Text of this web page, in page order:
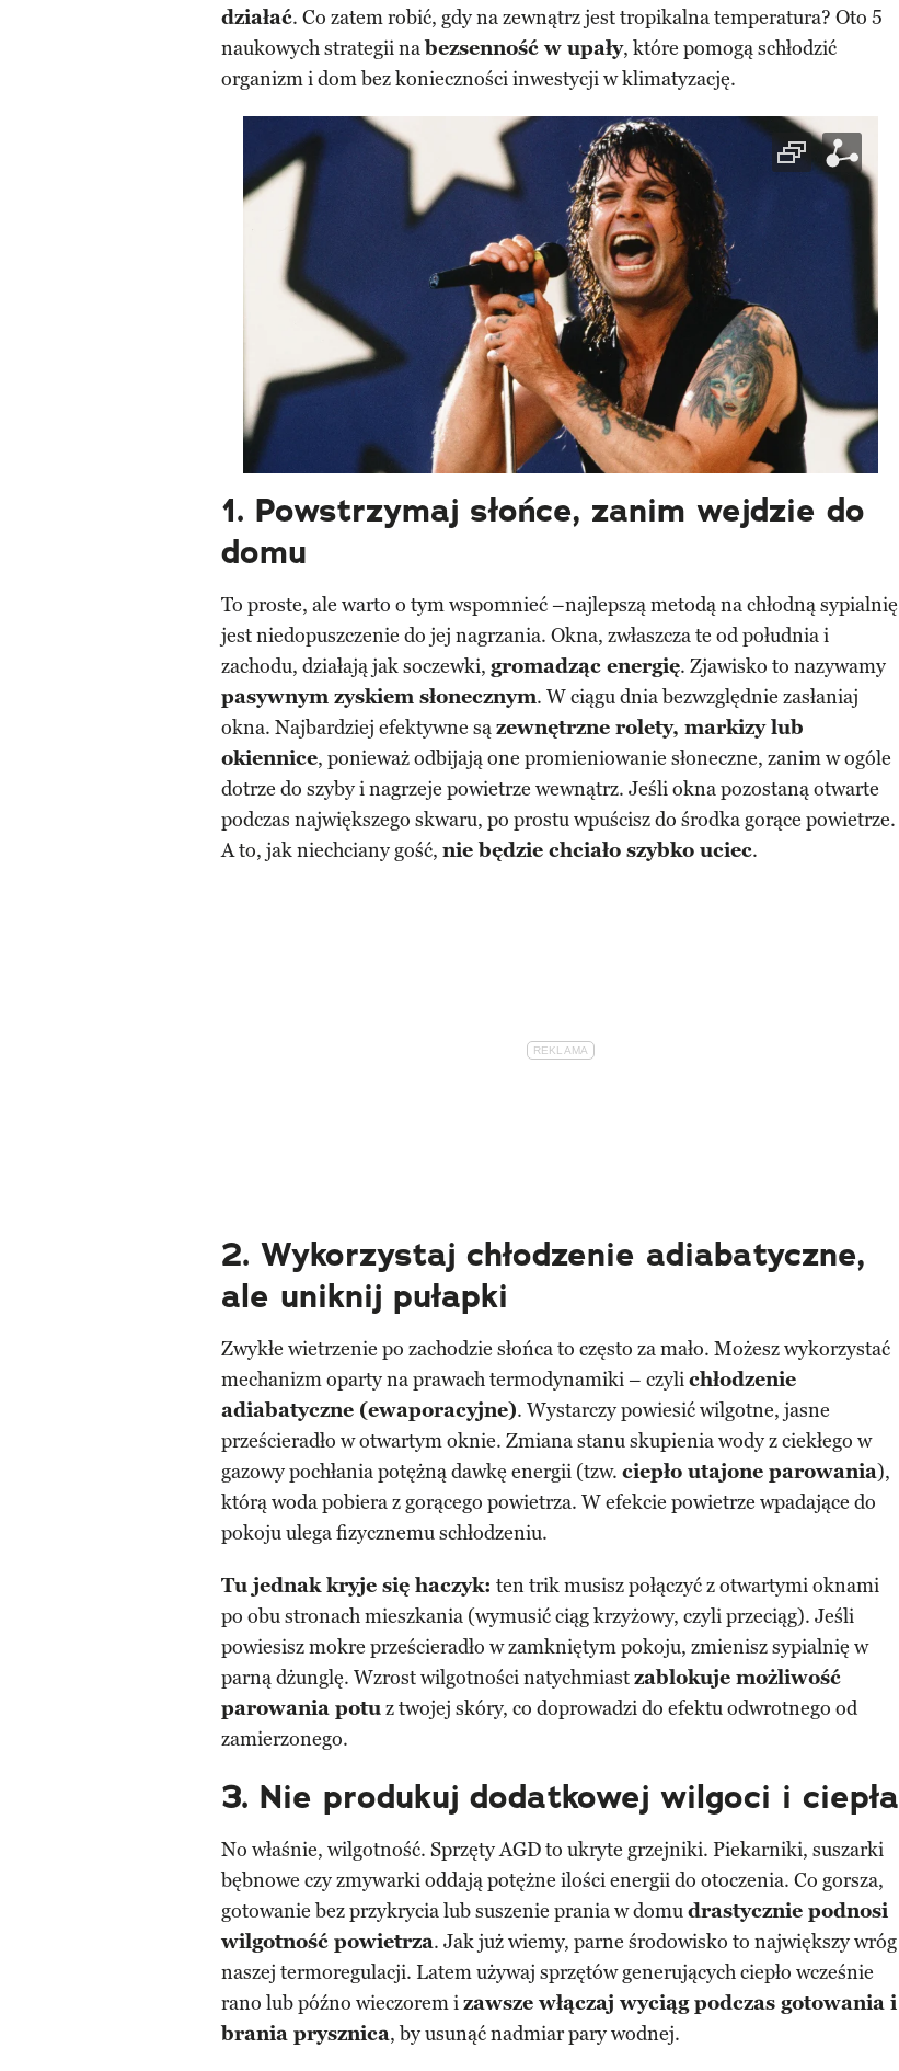
działać. Co zatem robić, gdy na zewnątrz jest tropikalna temperatura? Oto 5
naukowych strategii nabezsenność w upały, które pomogą schłodzić
organizm i dom bez konieczności inwestycji w klimatyzację.
1. Powstrzymaj słońce, zanim wejdzie do
domu
To proste, ale warto o tym wspomnieć –najlepszą metodą na chłodną sypialnię
jest niedopuszczenie do jej nagrzania. Okna, zwłaszcza te od południa i
zachodu, działają jak soczewki, gromadząc energię. Zjawisko to nazywamy
pasywnym zyskiem słonecznym. W ciągu dnia bezwzględnie zasłaniaj
okna. Najbardziej efektywne sązewnętrzne rolety, markizy lub
okiennice, ponieważ odbijają one promieniowanie słoneczne, zanim w ogóle
dotrze do szyby i nagrzeje powietrze wewnątrz. Jeśli okna pozostaną otwarte
podczas największego skwaru, po prostu wpuścisz do środka gorące powietrze.
A to, jak niechciany gość, nie będzie chciało szybko uciec.
2. Wykorzystaj chłodzenie adiabatyczne,
ale uniknij pułapki
Zwykłe wietrzenie po zachodzie słońca to często za mało. Możesz wykorzystać
mechanizm oparty na prawach termodynamiki – czylichłodzenie
adiabatyczne (ewaporacyjne). Wystarczy powiesić wilgotne, jasne
prześcieradło w otwartym oknie. Zmiana stanu skupienia wody z ciekłego w
gazowy pochłania potężną dawkę energii (tzw. ciepło utajone parowania),
którą woda pobiera z gorącego powietrza. W efekcie powietrze wpadające do
pokoju ulega fizycznemu schłodzeniu.
Tu jednak kryje się haczyk: ten trik musisz połączyć z otwartymi oknami
po obu stronach mieszkania (wymusić ciąg krzyżowy, czyli przeciąg). Jeśli
powiesisz mokre prześcieradło w zamkniętym pokoju, zmienisz sypialnię w
parną dżunglę. Wzrost wilgotności natychmiastzablokuje możliwość
parowania potuz twojej skóry, co doprowadzi do efektu odwrotnego od
zamierzonego.
3. Nie produkuj dodatkowej wilgoci i ciepła
No właśnie, wilgotność. Sprzęty AGD to ukryte grzejniki. Piekarniki, suszarki
bębnowe czy zmywarki oddają potężne ilości energii do otoczenia. Co gorsza,
gotowanie bez przykrycia lub suszenie prania w domudrastycznie podnosi
wilgotność powietrza. Jak już wiemy, parne środowisko to największy wróg
naszej termoregulacji. Latem używaj sprzętów generujących ciepło wcześnie
rano lub późno wieczorem izawsze włączaj wyciąg podczas gotowania i
brania prysznica, by usunąć nadmiar pary wodnej.